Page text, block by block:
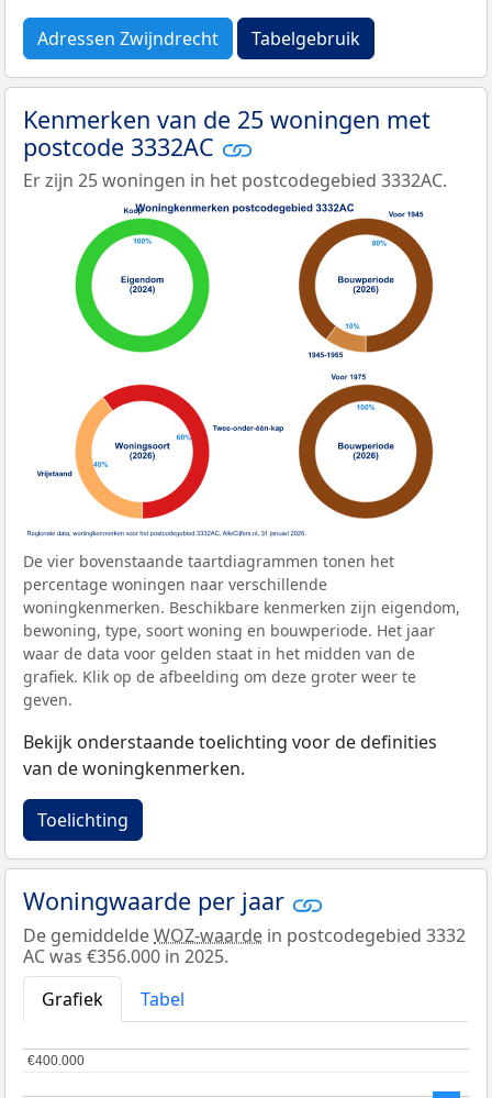
Adressen Zwijndrecht Tabelgebruik
Kenmerken van de 25 woningen met
postcode 3332AC
Er zijn 25 woningen in het postcodegebied 3332AC.
De vier bovenstaande taartdiagrammen tonen het
percentage woningen naar verschillende
woningkenmerken. Beschikbare kenmerken zijn eigendom,
bewoning, type, soort woning en bouwperiode. Het jaar
waar de data voor gelden staat in het midden van de
grafiek. Klik op de afbeelding om deze groter weer te
geven.
Bekijk onderstaande toelichting voor de definities
van de woningkenmerken.
Toelichting
Woningwaarde per jaar
De gemiddeldeWOZ-waarde in postcodegebied 3332
AC was €356.000 in 2025.
Grafiek
Tabel
€400.000
€400.000